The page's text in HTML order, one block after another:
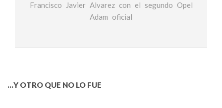
Francisco Javier Alvarez con el segundo Opel
Adam oficial
…Y OTRO QUE NO LO FUE